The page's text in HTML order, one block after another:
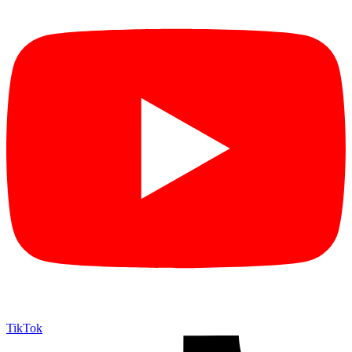
TikTok